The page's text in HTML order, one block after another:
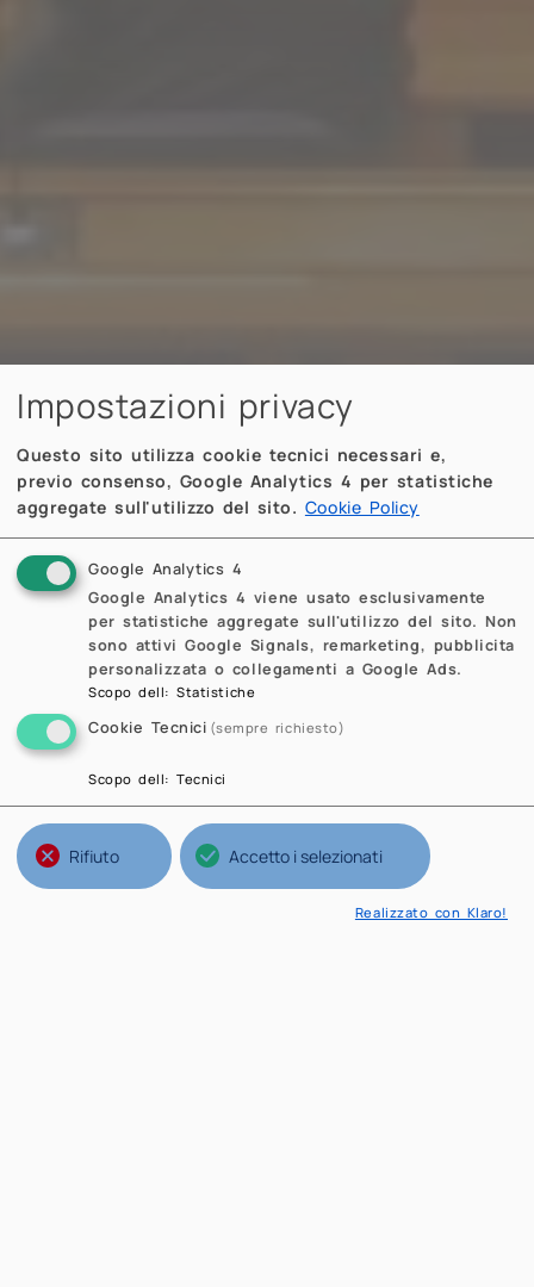
Impostazioni privacy
Questo sito utilizza cookie tecnici necessari e,
previo consenso, Google Analytics 4 per statistiche
aggregate sull'utilizzo del sito. Cookie Policy
Google Analytics 4
Google Analytics 4 viene usato esclusivamente
per statistiche aggregate sull'utilizzo del sito. Non
sono attivi Google Signals, remarketing, pubblicita
personalizzata o collegamenti a Google Ads.
Scopo dell:Statistiche
Cookie Tecnici (sempre richiesto)
Scopo dell:Tecnici
Rifiuto Accetto i selezionati
Realizzato con Klaro!